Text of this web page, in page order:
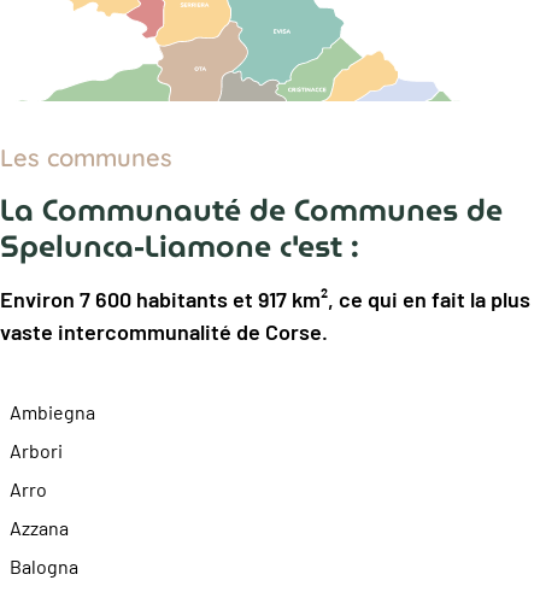
Les communes
La Communauté de Communes de
Spelunca-Liamone c'est :
Environ 7 600 habitants et 917 km², ce qui en fait la plus
vaste intercommunalité de Corse.
Ambiegna
Arbori
Arro
Azzana
Balogna